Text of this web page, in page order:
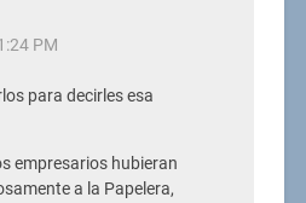
PM
para decirles esa
empresarios hubieran
a la Papelera,